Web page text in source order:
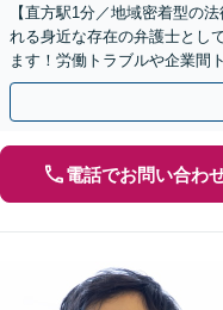
【直方駅1分／地域密着型の
れる身近な存在の弁護士とし
ます！労働トラブルや企業間
区・宮若市・鞍手町・小竹町
電話でお問い合わ